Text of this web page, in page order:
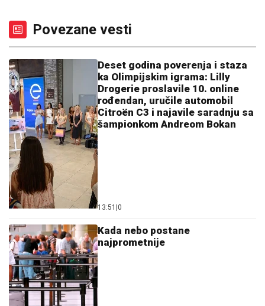
Povezane vesti
Deset godina poverenja i staza
ka Olimpijskim igrama: Lilly
Drogerie proslavile 10. online
rođendan, uručile automobil
Citroën C3 i najavile saradnju sa
šampionkom Andreom Bokan
13:51 0
Kada nebo postane
najprometnije